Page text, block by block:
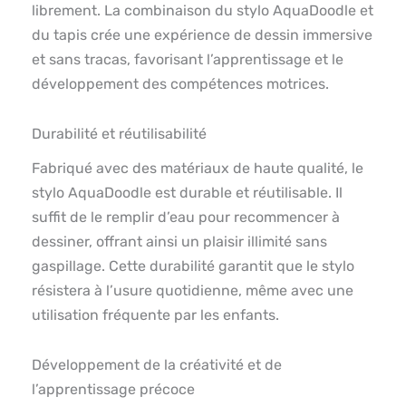
librement. La combinaison du stylo AquaDoodle et
du tapis crée une expérience de dessin immersive
et sans tracas, favorisant l’apprentissage et le
développement des compétences motrices.
Durabilité et réutilisabilité
Fabriqué avec des matériaux de haute qualité, le
stylo AquaDoodle est durable et réutilisable. Il
suffit de le remplir d’eau pour recommencer à
dessiner, offrant ainsi un plaisir illimité sans
gaspillage. Cette durabilité garantit que le stylo
résistera à l’usure quotidienne, même avec une
utilisation fréquente par les enfants.
Développement de la créativité et de
l’apprentissage précoce